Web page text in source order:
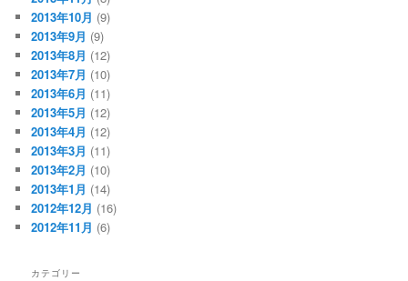
2013年10月 (9)
2013年9月 (9)
2013年8月 (12)
2013年7月 (10)
2013年6月 (11)
2013年5月 (12)
2013年4月 (12)
2013年3月 (11)
2013年2月 (10)
2013年1月 (14)
2012年12月 (16)
2012年11月 (6)
カテゴリー